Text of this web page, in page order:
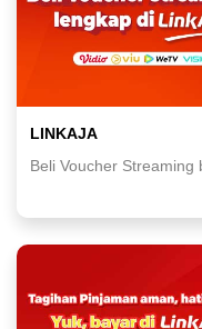
LINKAJA
Beli Voucher Streaming